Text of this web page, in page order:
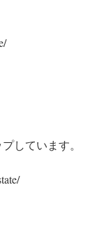
しています。